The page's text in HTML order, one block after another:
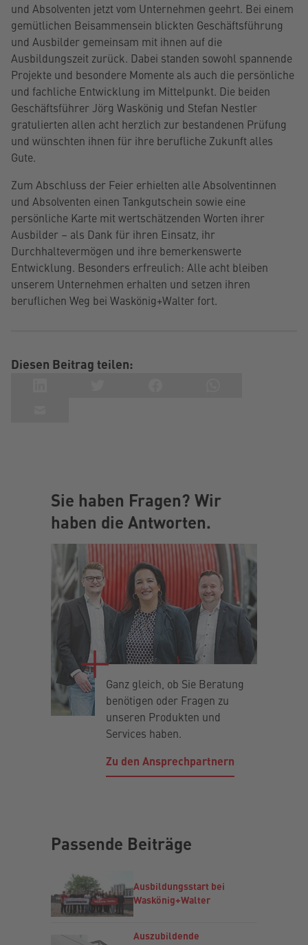
und Absolventen jetzt vom Unternehmen geehrt. Bei einem
gemütlichen Beisammensein blickten Geschäftsführung
und Ausbilder gemeinsam mit ihnen auf die
Ausbildungszeit zurück. Dabei standen sowohl spannende
Projekte und besondere Momente als auch die persönliche
und fachliche Entwicklung im Mittelpunkt. Die beiden
Geschäftsführer Jörg Waskönig und Stefan Nestler
gratulierten allen acht herzlich zur bestandenen Prüfung
und wünschten ihnen für ihre berufliche Zukunft alles
Gute.
Zum Abschluss der Feier erhielten alle Absolventinnen
und Absolventen einen Tankgutschein sowie eine
persönliche Karte mit wertschätzenden Worten ihrer
Ausbilder – als Dank für ihren Einsatz, ihr
Durchhaltevermögen und ihre bemerkenswerte
Entwicklung. Besonders erfreulich: Alle acht bleiben
unserem Unternehmen erhalten und setzen ihren
beruflichen Weg bei Waskönig+Walter fort.
Diesen Beitrag teilen:
Sie haben Fragen? Wir
haben die Antworten.
Ganz gleich, ob Sie Beratung
benötigen oder Fragen zu
unseren Produkten und
Services haben.
Zu den Ansprechpartnern
Passende Beiträge
Ausbildungsstart bei
Waskönig+Walter
Auszubildende